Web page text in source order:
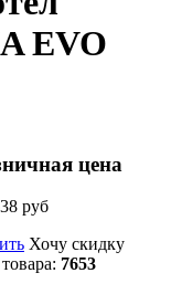
EVO
цена
руб
Хочу скидку
7653